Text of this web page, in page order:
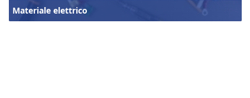
Materiale elettrico